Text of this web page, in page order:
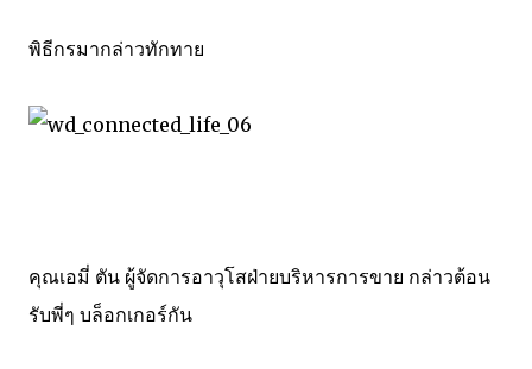
พิธีกรมากล่าวทักทาย
คุณเอมี่ ตัน ผู้จัดการอาวุโสฝ่ายบริหารการขาย กล่าวต้อน
รับพี่ๆ บล็อกเกอร์กัน